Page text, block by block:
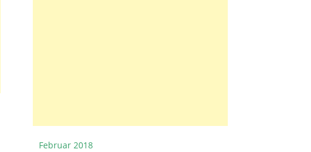
Februar 2018